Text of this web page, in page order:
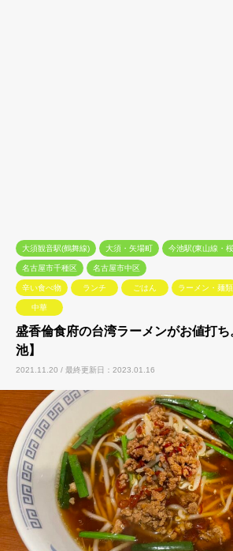
大須観音駅(鶴舞線) 大須・矢場町 今池駅(東山線・
名古屋市千種区 名古屋市中区
辛い食べ物 ランチ ごはん ラーメン・麺類
中華
盛香倫食府の台湾ラーメンがお値打
池】
2021.11.20 / 最終更新日：2023.01.16